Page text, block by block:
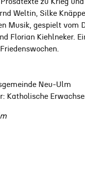
Weltin, Silke
Musik, gespielt vom
Florian Kiehlneker.
Neu-Ulm
Katholische